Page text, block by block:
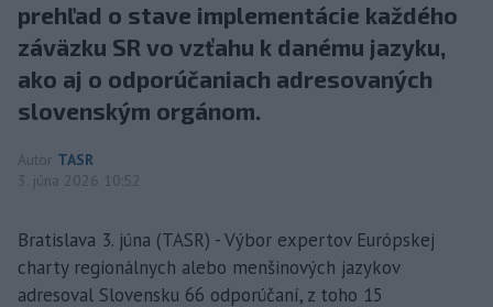
prehľad o stave implementácie každého
záväzku SR vo vzťahu k danému jazyku,
ako aj o odporúčaniach adresovaných
slovenským orgánom.
Autor TASR
3. júna 2026 10:52
Bratislava 3. júna (TASR) - Výbor expertov Európskej
charty regionálnych alebo menšinových jazykov
adresoval Slovensku 66 odporúčaní, z toho 15